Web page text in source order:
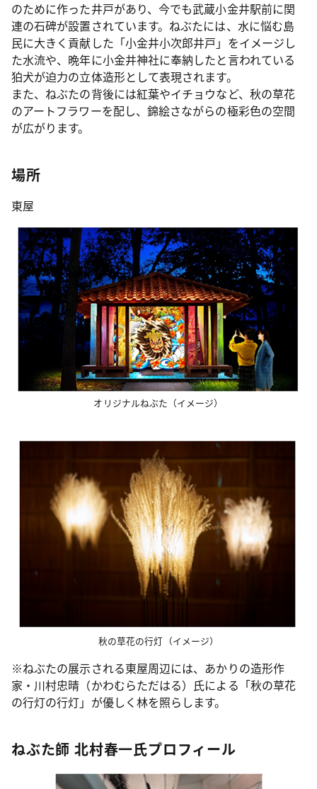
のために作った井戸があり、今でも武蔵小金井駅前に関
連の石碑が設置されています。ねぶたには、水に悩む島
民に大きく貢献した「小金井小次郎井戸」をイメージし
た水流や、晩年に小金井神社に奉納したと言われている
狛犬が迫力の立体造形として表現されます。
また、ねぶたの背後には紅葉やイチョウなど、秋の草花
のアートフラワーを配し、錦絵さながらの極彩色の空間
が広がります。
場所
東屋
オリジナルねぶた（イメージ）
秋の草花の行灯（イメージ）
※ねぶたの展示される東屋周辺には、あかりの造形作
家・川村忠晴（かわむらただはる）氏による「秋の草花
の行灯の行灯」が優しく林を照らします。
ねぶた師 北村春一氏プロフィール